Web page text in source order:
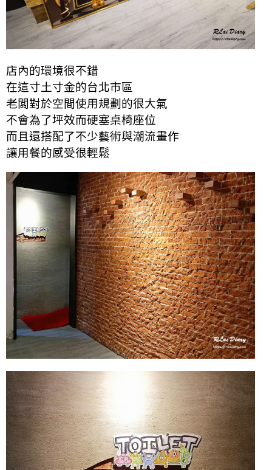
店內的環境很不錯
在這寸土寸金的台北市區
老闆對於空間使用規劃的很大氣
不會為了坪效而硬塞桌椅座位
而且還搭配了不少藝術與潮流畫作
讓用餐的感受很輕鬆